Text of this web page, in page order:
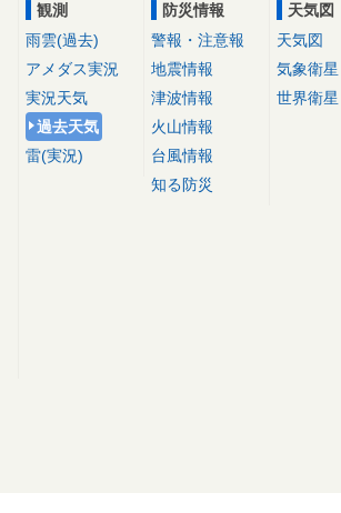
観測
雨雲(過去)
アメダス実況
実況天気
過去天気
雷(実況)
防災情報
警報・注意報
地震情報
津波情報
火山情報
台風情報
知る防災
天気図
天気図
気象衛星
世界衛星